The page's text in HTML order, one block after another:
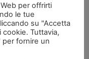
per offrirti
le tue
su "Accetta
Tuttavia,
per fornire un